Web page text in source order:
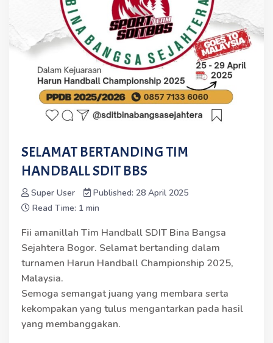
SELAMAT BERTANDING TIM
HANDBALL SDIT BBS
Super User
Published: 28 April 2025
Read Time: 1 min
Fii amanillah Tim Handball SDIT Bina Bangsa
Sejahtera Bogor. Selamat bertanding dalam
turnamen Harun Handball Championship 2025,
Malaysia.
Semoga semangat juang yang membara serta
kekompakan yang tulus mengantarkan pada hasil
yang membanggakan.